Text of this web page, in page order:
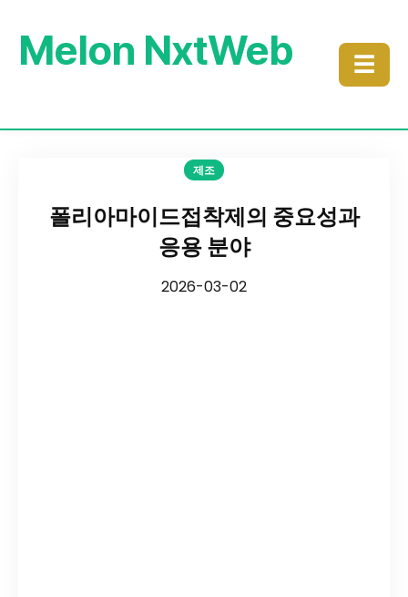
Melon NxtWeb ☰
제조
폴리아마이드접착제의 중요성과
응용 분야
2026-03-02